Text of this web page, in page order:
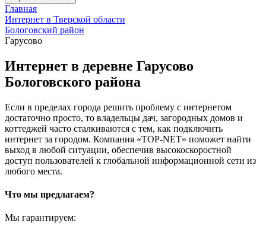
Главная
Интернет в Тверской области
Бологовский район
Гарусово
Интернет в деревне Гарусово
Бологовского района
Если в пределах города решить проблему с интернетом
достаточно просто, то владельцы дач, загородных домов и
коттеджей часто сталкиваются с тем, как подключить
интернет за городом. Компания «TOP-NET» поможет найти
выход в любой ситуации, обеспечив высокоскоростной
доступ пользователей к глобальной информационной сети из
любого места.
Что мы предлагаем?
Мы гарантируем: